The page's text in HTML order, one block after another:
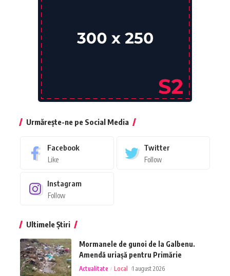
Urmărește-ne pe Social Media
Facebook
Like
Twitter
Follow
Instagram
Follow
Ultimele Știri
Mormanele de gunoi de la Galbenu.
Amendă uriașă pentru Primărie
Actualitate Local 1 august 2026